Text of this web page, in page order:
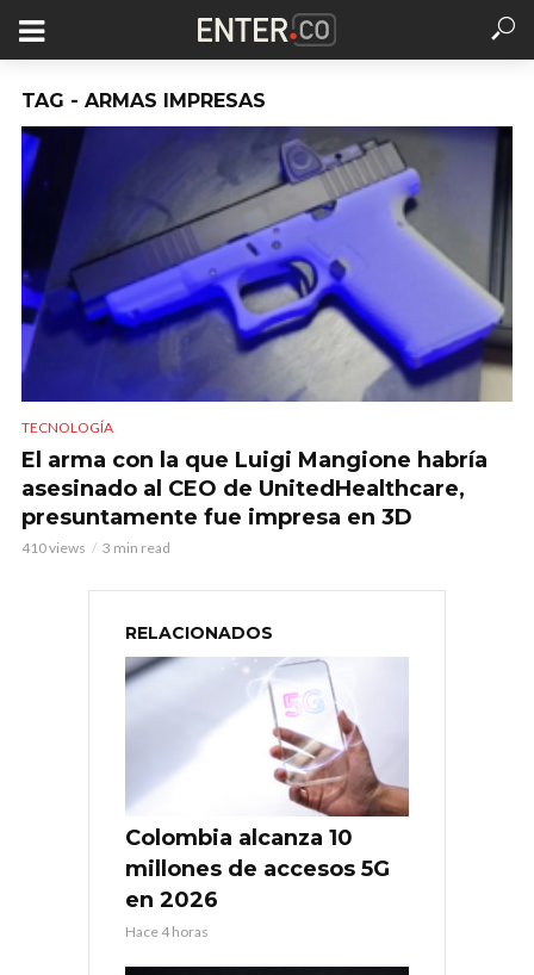
TAG - ARMAS IMPRESAS
TECNOLOGÍA
El arma con la que Luigi Mangione habría
asesinado al CEO de UnitedHealthcare,
presuntamente fue impresa en 3D
410 views 3 min read
RELACIONADOS
Colombia alcanza 10
millones de accesos 5G
en 2026
Hace 4 horas